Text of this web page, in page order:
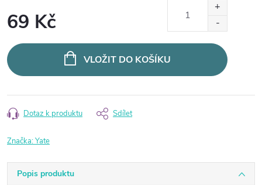
69 Kč
cena:
VLOŽIT DO KOŠÍKU
Dotaz k produktu Sdílet
Značka:Yate
Popis produktu